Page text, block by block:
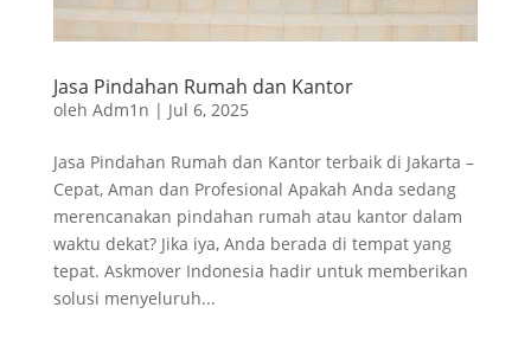
Jasa Pindahan Rumah dan Kantor
oleh Adm1n | Jul 6, 2025
Jasa Pindahan Rumah dan Kantor terbaik di Jakarta –
Cepat, Aman dan Profesional Apakah Anda sedang
merencanakan pindahan rumah atau kantor dalam
waktu dekat? Jika iya, Anda berada di tempat yang
tepat. Askmover Indonesia hadir untuk memberikan
solusi menyeluruh...